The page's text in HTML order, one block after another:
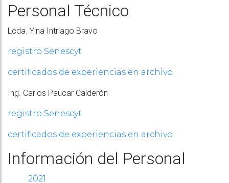
Personal Técnico
Lcda. Yina Intriago Bravo
registro Senescyt
certificados de experiencias en archivo
Ing. Carlos Paucar Calderón
registro Senescyt
certificados de experiencias en archivo
Información del Personal
2021